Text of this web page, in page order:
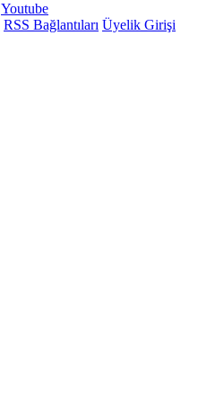
Youtube
RSS Bağlantıları Üyelik Girişi